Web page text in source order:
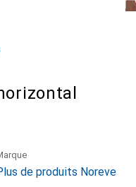
de produits Noreve